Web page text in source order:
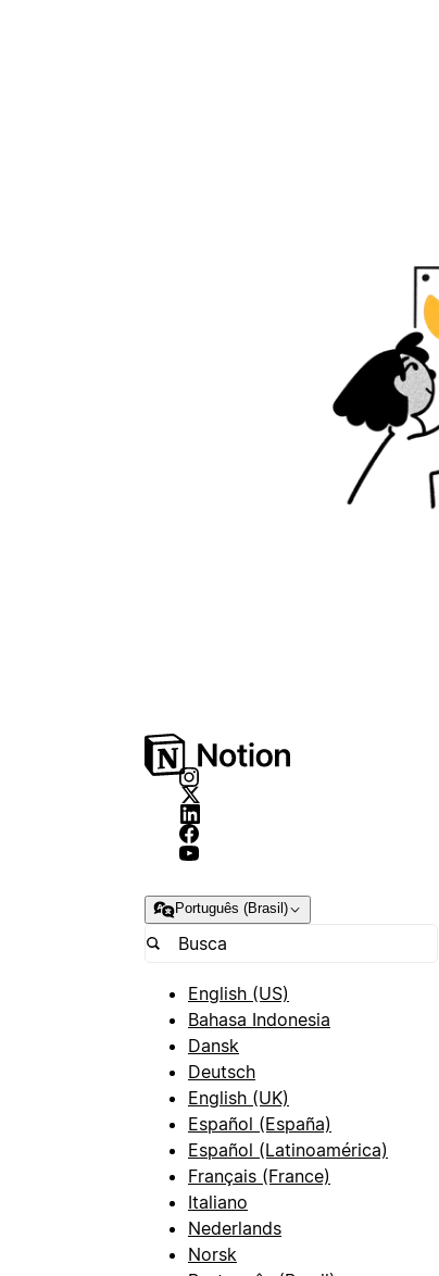
Português (Brasil)
English (US)
Bahasa Indonesia
Dansk
Deutsch
English (UK)
Español (España)
Español (Latinoamérica)
Français (France)
Italiano
Nederlands
Norsk